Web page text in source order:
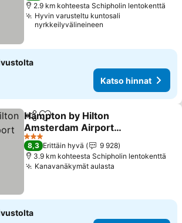
2.9 km kohteesta Schipholin lentokenttä
Hyvin varusteltu kuntosali
nyrkkeilyvälineineen
Katso hinnat
Jaa Lisää suosikkeihin
Hampton by Hilton
Amsterdam Airport
Schiphol
Katso hinnat
3 Tähtiluokitus
8,3 Erittäin hyvä
9 928
3.9 km kohteesta Schipholin lentokenttä
Kanavanäkymät aulasta